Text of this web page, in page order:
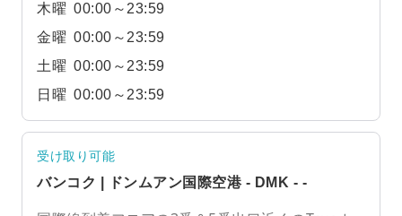
木曜 00:00～23:59
金曜 00:00～23:59
土曜 00:00～23:59
日曜 00:00～23:59
受け取り可能
バンコク | ドンムアン国際空港 - DMK - -